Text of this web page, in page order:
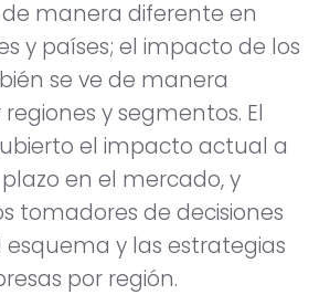
manera diferente en
y países; el impacto de los
se ve de manera
y segmentos. El
el impacto actual a
en el mercado, y
tomadores de decisiones
y las estrategias
por región.